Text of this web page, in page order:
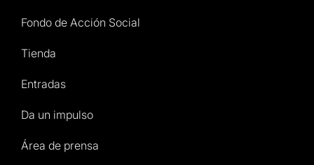
Fondo de Acción Social
Tienda
Entradas
Da un impulso
Área de prensa